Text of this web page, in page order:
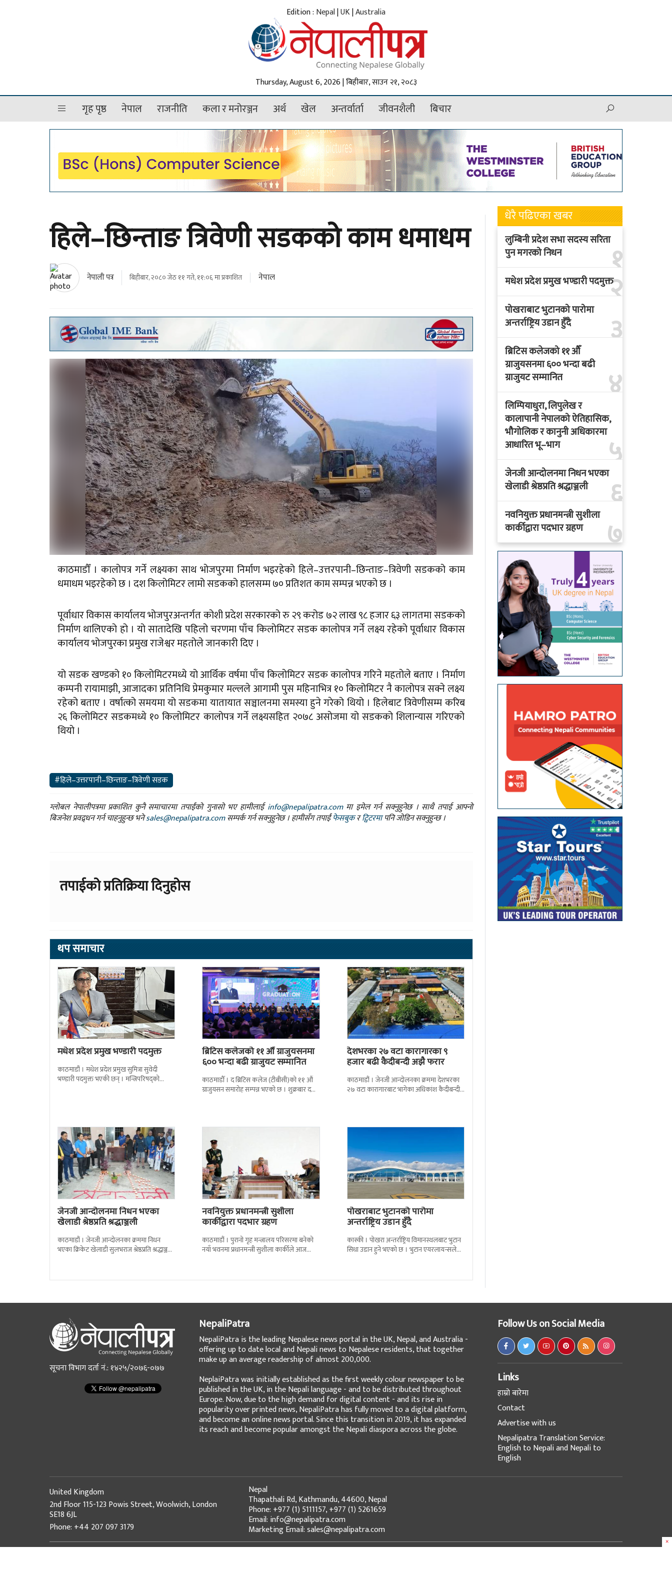
Edition : Nepal|UK|Australia
Thursday, August 6, 2026 | बिहीबार, साउन २१, २०८३
गृह पृष्ठ नेपाल राजनीति कला र मनोरञ्जन अर्थ खेल अन्तर्वार्ता जीवनशैली बिचार
हिले–छिन्ताङ त्रिवेणी सडकको काम धमाधम
नेपाली पत्र बिहीबार, २०८० जेठ ११ गते, ११:०६ मा प्रकाशित नेपाल
काठमाडौँ । कालोपत्र गर्ने लक्ष्यका साथ भोजपुरमा निर्माण भइरहेको हिले–उत्तरपानी–छिन्ताङ–त्रिवेणी सडकको काम
धमाधम भइरहेको छ । दश किलोमिटर लामो सडकको हालसम्म ७० प्रतिशत काम सम्पन्न भएको छ ।
पूर्वाधार विकास कार्यालय भोजपुरअन्तर्गत कोशी प्रदेश सरकारको रु २९ करोड ७२ लाख ९८ हजार ६३ लागतमा सडकको
निर्माण थालिएको हो । यो सातादेखि पहिलो चरणमा पाँच किलोमिटर सडक कालोपत्र गर्ने लक्ष्य रहेको पूर्वाधार विकास
कार्यालय भोजपुरका प्रमुख राजेश्वर महतोले जानकारी दिए ।
यो सडक खण्डको १० किलोमिटरमध्ये यो आर्थिक वर्षमा पाँच किलोमिटर सडक कालोपत्र गरिने महतोले बताए । निर्माण
कम्पनी रायामाझी, आजादका प्रतिनिधि प्रेमकुमार मल्लले आगामी पुस महिनाभित्र १० किलोमिटर नै कालोपत्र सक्ने लक्ष्य
रहेको बताए । वर्षात्को समयमा यो सडकमा यातायात सञ्चालनमा समस्या हुने गरेको थियो । हिलेबाट त्रिवेणीसम्म करिब
२६ किलोमिटर सडकमध्ये १० किलोमिटर कालोपत्र गर्ने लक्ष्यसहित २०७८ असोजमा यो सडकको शिलान्यास गरिएको
थियो ।
#हिले–उत्तरपानी–छिन्ताङ–त्रिवेणी सडक
ग्लोबल नेपालीपत्रमा प्रकाशित कुनै समाचारमा तपाईंको गुनासो भए हामीलाईinfo@nepalipatra.comमा इमेल गर्न सक्नुहुनेछ । साथै तपाई आफ्नो
बिजनेश प्रवद्र्धन गर्न चाहनुहुन्छ भनेsales@nepalipatra.comसम्पर्क गर्न सक्नुहुनेछ । हामीसँग तपाईंफेसबुकरट्विटरमापनि जोडिन सक्नुहुन्छ ।
तपाईको प्रतिक्रिया दिनुहोस
थप समाचार
मधेश प्रदेश प्रमुख भण्डारी पदमुक्त
काठमाडौं । मधेश प्रदेश प्रमुख सुमित्रा सुवेदी
भण्डारी पदमुक्त भएकी छन् । मन्त्रिपरिषद्को
ब्रिटिस कलेजको ११ औँ ग्राजुयसनमा
६०० भन्दा बढी ग्राजुयट सम्मानित
काठमाडौँ । द ब्रिटिस कलेज (टीबीसी)को ११ औं
ग्राजुयसन समारोह सम्पन्न भएको छ । शुक्रबार द
देशभरका २७ वटा कारागारका ९
हजार बढी कैदीबन्दी अझै फरार
काठमाडौं । जेनजी आन्दोलनका क्रममा देशभरका
२७ वटा कारागारबाट भागेका अधिकांश कैदीबन्दी
जेनजी आन्दोलनमा निधन भएका
खेलाडी श्रेष्ठप्रति श्रद्धाञ्जली
काठमाडौं । जेनजी आन्दोलनका क्रममा निधन
भएका क्रिकेट खेलाडी सुलभराज श्रेष्ठप्रति श्रद्धाञ्जली
नवनियुक्त प्रधानमन्त्री सुशीला
कार्कीद्वारा पदभार ग्रहण
काठमाडौं । पुरानो गृह मन्त्रालय परिसरमा बनेको
नयाँ भवनमा प्रधानमन्त्री सुशीला कार्कीले आज
पोखराबाट भुटानको पारोमा
अन्तर्राष्ट्रिय उडान हुँदै
कास्की । पोखरा अन्तर्राष्ट्रिय विमानस्थलबाट भुटान
सिधा उडान हुने भएको छ । भुटान एयरलायन्सले
धेरै पढिएका खबर
१
लुम्बिनी प्रदेश सभा सदस्य सरिता
पुन मगरको निधन
२
मधेश प्रदेश प्रमुख भण्डारी पदमुक्त
३
पोखराबाट भुटानको पारोमा
अन्तर्राष्ट्रिय उडान हुँदै
४
ब्रिटिस कलेजको ११ औँ
ग्राजुयसनमा ६०० भन्दा बढी
ग्राजुयट सम्मानित
५
लिम्पियाधुरा, लिपुलेख र
कालापानी नेपालको ऐतिहासिक,
भौगोलिक र कानुनी अधिकारमा
आधारित भू–भाग
६
जेनजी आन्दोलनमा निधन भएका
खेलाडी श्रेष्ठप्रति श्रद्धाञ्जली
७
नवनियुक्त प्रधानमन्त्री सुशीला
कार्कीद्वारा पदभार ग्रहण
सूचना विभाग दर्ता नं.: १४२५/२०७६-०७७
NepaliPatra
NepaliPatra is the leading Nepalese news portal in the UK, Nepal, and Australia -
offering up to date local and Nepali news to Nepalese residents, that together
make up an average readership of almost 200,000.
NeplaiPatra was initially established as the first weekly colour newspaper to be
published in the UK, in the Nepali language - and to be distributed throughout
Europe. Now, due to the high demand for digital content - and its rise in
popularity over printed news, NepaliPatra has fully moved to a digital platform,
and become an online news portal. Since this transition in 2019, it has expanded
its reach and become popular amongst the Nepali diaspora across the globe.
Follow Us on Social Media
Links
हाम्रो बारेमा
Contact
Advertise with us
Nepalipatra Translation Service:
English to Nepali and Nepali to
English
United Kingdom
2nd Floor 115-123 Powis Street, Woolwich, London
SE18 6JL
Phone: +44 207 097 3179
Nepal
Thapathali Rd, Kathmandu, 44600, Nepal
Phone: +977 (1) 5111157, +977 (1) 5261659
Email: info@nepalipatra.com
Marketing Email: sales@nepalipatra.com
×